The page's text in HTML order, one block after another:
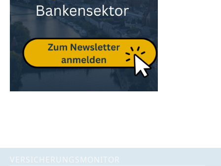
VERSICHERUNGSMONITOR